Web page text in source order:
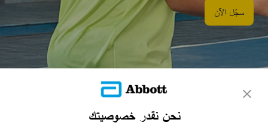
سجّل الآن​
نحن نقدر خصوصيتك